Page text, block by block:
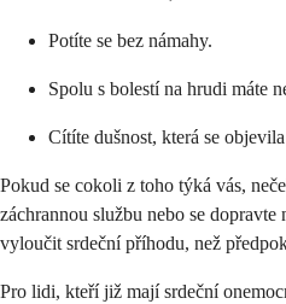
Potíte se bez námahy.
Spolu s bolestí na hrudi máte
Cítíte dušnost, která se
Pokud se cokoli z toho týká vás,
záchrannou službu nebo se
vyloučit srdeční příhodu, než
Pro lidi, kteří již mají srdeční